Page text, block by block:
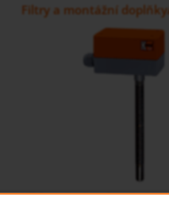
Filtry a montážní
Vlhkoměr / teploměr